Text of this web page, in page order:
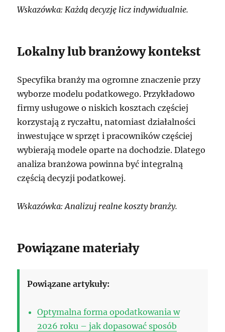
Wskazówka: Każdą decyzję licz indywidualnie.
Lokalny lub branżowy kontekst
Specyfika branży ma ogromne znaczenie przy
wyborze modelu podatkowego. Przykładowo
firmy usługowe o niskich kosztach częściej
korzystają z ryczałtu, natomiast działalności
inwestujące w sprzęt i pracowników częściej
wybierają modele oparte na dochodzie. Dlatego
analiza branżowa powinna być integralną
częścią decyzji podatkowej.
Wskazówka: Analizuj realne koszty branży.
Powiązane materiały
Powiązane artykuły:
Optymalna forma opodatkowania w
2026 roku – jak dopasować sposób